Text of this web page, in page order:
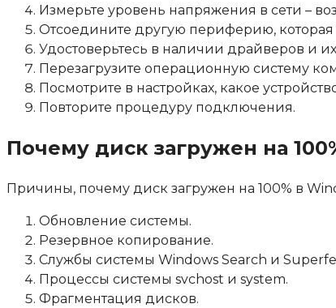
Измерьте уровень напряжения в сети –
Отсоедините другую периферию, которая
Удостоверьтесь в наличии драйверов и их
Перезагрузите операционную систему
Посмотрите в настройках, какое
Повторите процедуру подключения.
Почему диск загружен на
Причины, почему диск загружен на 100% в
Обновление системы.
Резервное копирование.
Службы системы Windows Search и
Процессы системы svchost и system.
Фрагментация дисков.